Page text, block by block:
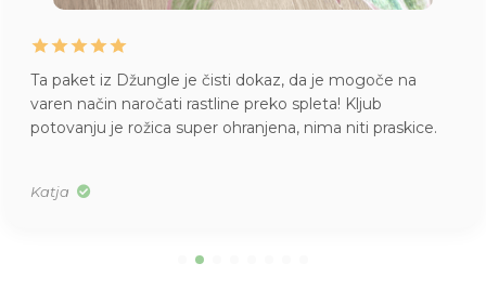
Ta paket iz Džungle je čisti dokaz, da je mogoče na
varen način naročati rastline preko spleta! Kljub
potovanju je rožica super ohranjena, nima niti praskice.
Katja